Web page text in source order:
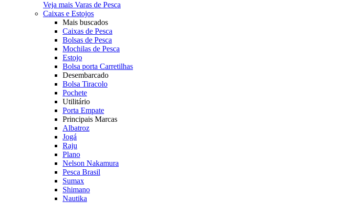
Veja mais Varas de Pesca
Caixas e Estojos
Mais buscados
Caixas de Pesca
Bolsas de Pesca
Mochilas de Pesca
Estojo
Bolsa porta Carretilhas
Desembarcado
Bolsa Tiracolo
Pochete
Utilitário
Porta Empate
Principais Marcas
Albatroz
Jogá
Raju
Plano
Nelson Nakamura
Pesca Brasil
Sumax
Shimano
Nautika